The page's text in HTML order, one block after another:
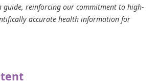
guide, reinforcing our commitment to high-
accurate health information for